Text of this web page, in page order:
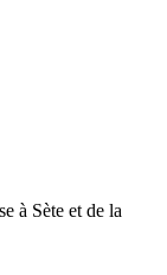
à Sète et de la